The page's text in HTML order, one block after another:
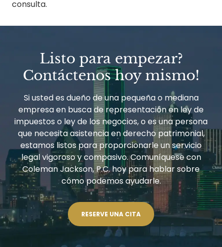
consulta.
Listo para empezar?
Contáctenos hoy mismo!
Si usted es dueño de una pequeña o mediana
empresa en busca de representación en ley de
impuestos o ley de los negocios, o es una persona
que necesita asistencia en derecho patrimonial,
estamos listos para proporcionarle un servicio
legal vigoroso y compasivo. Comuníquese con
Coleman Jackson, P.C. hoy para hablar sobre
cómo podemos ayudarle.
RESERVE UNA CITA